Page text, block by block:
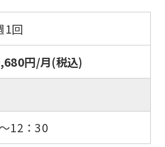
1回
円/月(税込)
12：30